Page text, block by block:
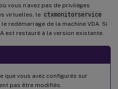
vous n’avez pas de privilèges
virtuelles, le ctxmonitorservice
redémarrage de la machine VDA. Si
est restauré à la version existante.
que vous avez configurés sur
pas être modifiés.